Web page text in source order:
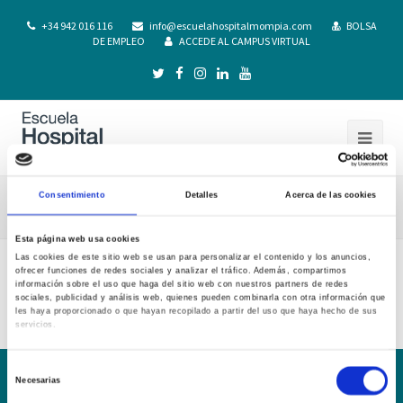
Consentimiento Detalles Acerca de las cookies
Esta página web usa cookies
Las cookies de este sitio web se usan para personalizar el contenido y los anuncios,
ofrecer funciones de redes sociales y analizar el tráfico. Además, compartimos
información sobre el uso que haga del sitio web con nuestros partners de redes
sociales, publicidad y análisis web, quienes pueden combinarla con otra información que
les haya proporcionado o que hayan recopilado a partir del uso que haya hecho de sus
servicios.
Necesarias
+34 942 016 116 info@escuelahospitalmompia.com
BOLSA
DE EMPLEO
ACCEDE AL CAMPUS VIRTUAL
G.D. Practicas Tuteladas I 21-22
G.D. Practicas Tuteladas I 21-22